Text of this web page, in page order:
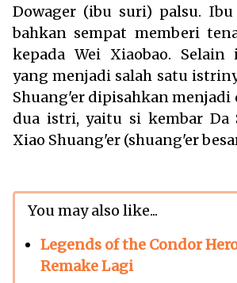
Dowager (ibu suri) palsu.
bahkan sempat memberi
kepada Wei Xiaobao.
yang menjadi salah satu
Shuang'er dipisahkan menjadi
dua istri, yaitu si kembar Da
Xiao Shuang'er (shuang'er
You may also like...
Legends of the Condor
Remake Lagi